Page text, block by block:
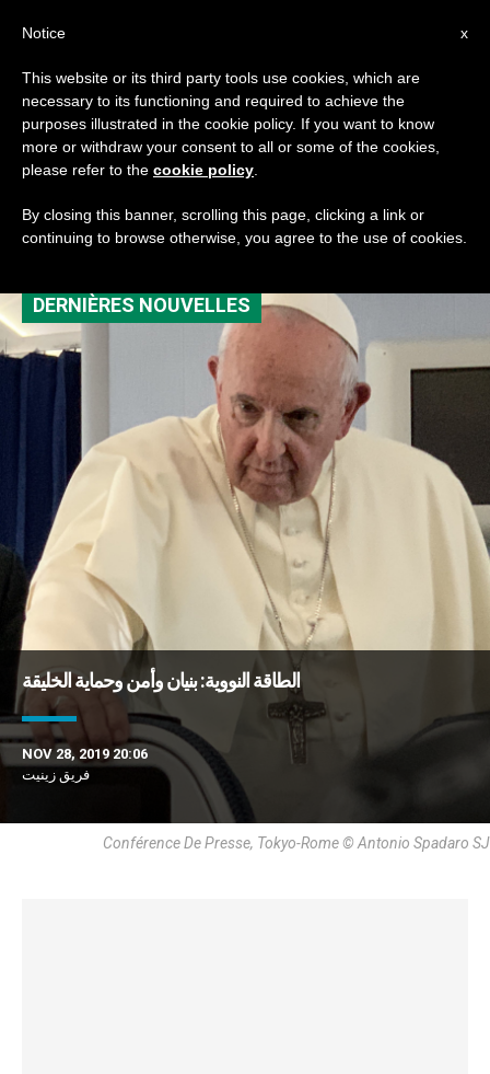
TAG
Posts Tagged ‘مؤتمر
البابا’
DERNIÈRES NOUVELLES
الطاقة النووية: بنيان وأمن وحماية الخليقة
NOV 28, 2019 20:06
فريق زينيت
Conférence De Presse, Tokyo-Rome © Antonio Spadaro SJ
x
Notice
This website or its third party tools use cookies, which are
necessary to its functioning and required to achieve the
purposes illustrated in the cookie policy. If you want to know
more or withdraw your consent to all or some of the cookies,
please refer to the cookie policy
By closing this banner, scrolling this page, clicking a link or
continuing to browse otherwise, you agree to the use of cookies.